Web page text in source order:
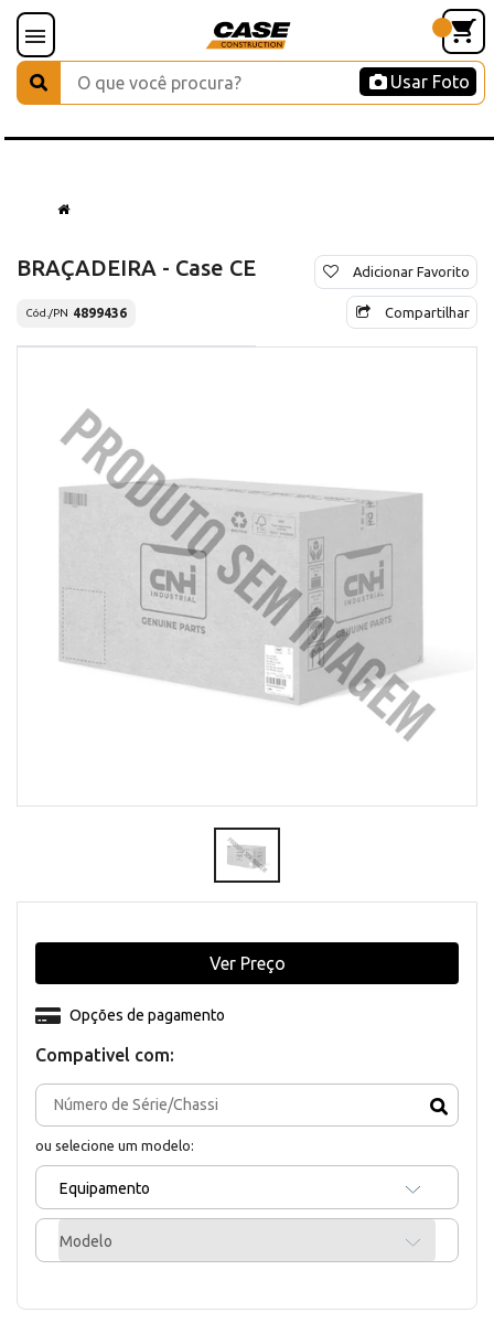
Usar Foto
BRAÇADEIRA - Case CE
Cód./PN 4899436
Adicionar Favorito
Compartilhar
Compativel com:
ou selecione um modelo:
Equipamento
Modelo
Opções de pagamento
Ver Preço